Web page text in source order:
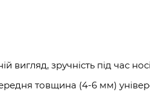
зручність під час
товщина (4-6 мм)